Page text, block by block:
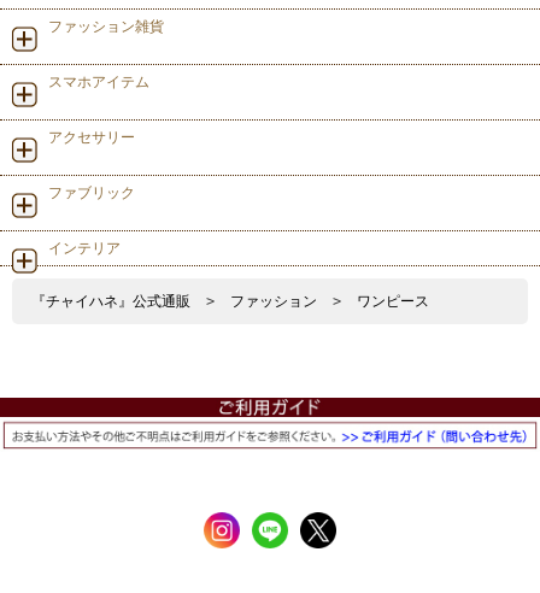
ファッション雑貨
スマホアイテム
アクセサリー
ファブリック
インテリア
『チャイハネ』公式通販 > ファッション > ワンピース